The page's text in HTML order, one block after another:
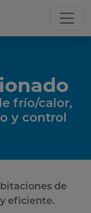
frío/calor,
y control
de
eficiente.